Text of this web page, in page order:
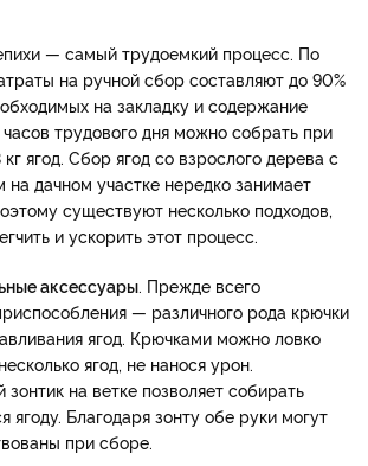
— самый трудоемкий процесс. По
на ручной сбор составляют до 90%
на закладку и содержание
часов трудового дня можно собрать при
ягод. Сбор ягод со взрослого дерева с
дачном участке нередко занимает
существуют несколько подходов,
и ускорить этот процесс.
аксессуары. Прежде всего
— различного рода крючки
ягод. Крючками можно ловко
ягод, не нанося урон.
на ветке позволяет собирать
Благодаря зонту обе руки могут
при сборе.